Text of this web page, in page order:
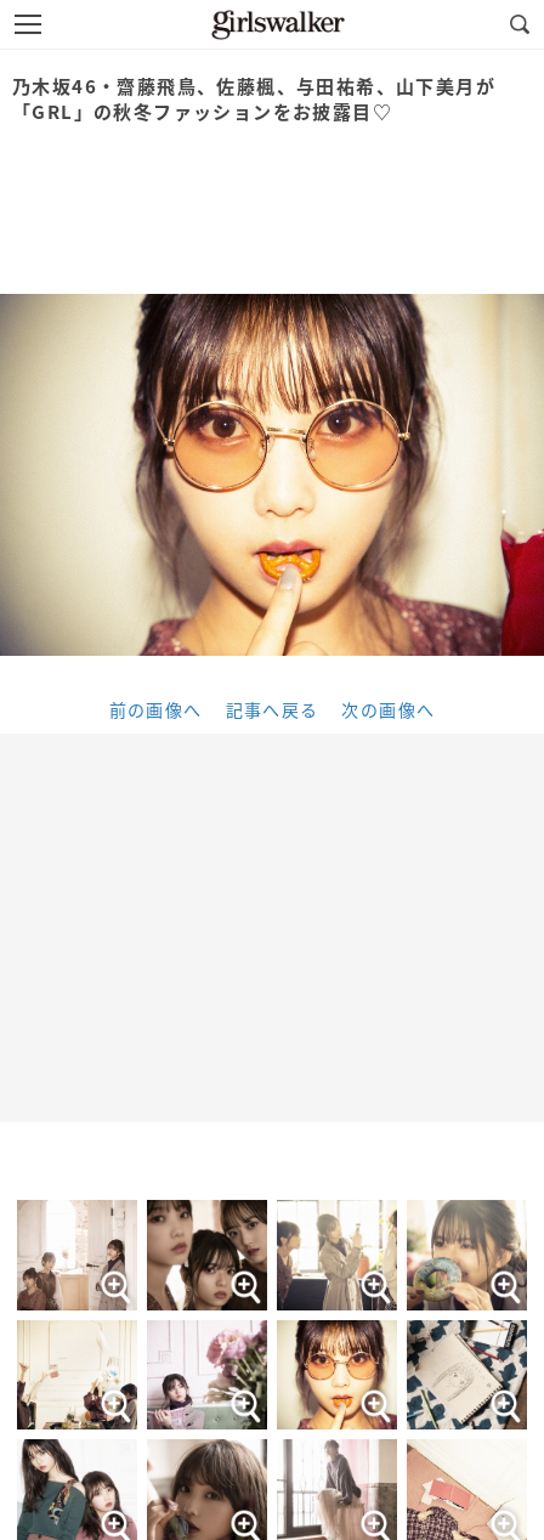
乃木坂46・齋藤飛鳥、佐藤楓、与田祐希、山下美月が
「GRL」の秋冬ファッションをお披露目♡
前の画像へ 記事へ戻る 次の画像へ